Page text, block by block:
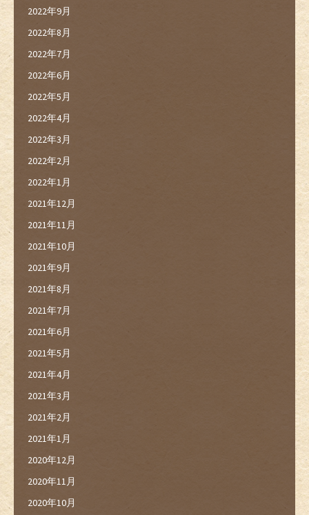
2022年9月
2022年8月
2022年7月
2022年6月
2022年5月
2022年4月
2022年3月
2022年2月
2022年1月
2021年12月
2021年11月
2021年10月
2021年9月
2021年8月
2021年7月
2021年6月
2021年5月
2021年4月
2021年3月
2021年2月
2021年1月
2020年12月
2020年11月
2020年10月